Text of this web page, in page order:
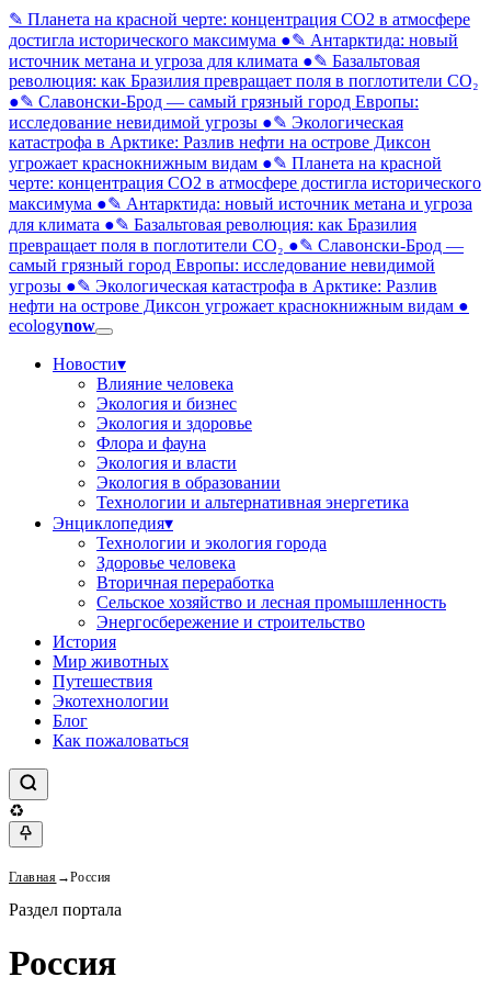
✎ Планета на красной черте: концентрация CO2 в атмосфере
достигла исторического максимума ●✎ Антарктида: новый
источник метана и угроза для климата ●✎ Базальтовая
революция: как Бразилия превращает поля в поглотители CO₂
●✎ Славонски-Брод — самый грязный город Европы:
исследование невидимой угрозы ●✎ Экологическая
катастрофа в Арктике: Разлив нефти на острове Диксон
угрожает краснокнижным видам ●✎ Планета на красной
черте: концентрация CO2 в атмосфере достигла исторического
максимума ●✎ Антарктида: новый источник метана и угроза
для климата ●✎ Базальтовая революция: как Бразилия
превращает поля в поглотители CO₂ ●✎ Славонски-Брод —
самый грязный город Европы: исследование невидимой
угрозы ●✎ Экологическая катастрофа в Арктике: Разлив
нефти на острове Диксон угрожает краснокнижным видам ●
ecologynow
Новости▾
Влияние человека
Экология и бизнес
Экология и здоровье
Флора и фауна
Экология и власти
Экология в образовании
Технологии и альтернативная энергетика
Энциклопедия▾
Технологии и экология города
Здоровье человека
Вторичная переработка
Сельское хозяйство и лесная промышленность
Энергосбережение и строительство
История
Мир животных
Путешествия
Экотехнологии
Блог
Как пожаловаться
♻
Главная →Россия
Раздел портала
Россия